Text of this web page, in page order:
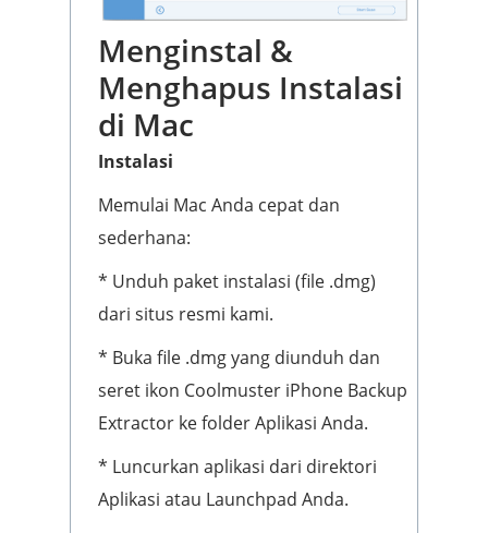
Menginstal &
Menghapus Instalasi
di Mac
Instalasi
Memulai Mac Anda cepat dan
sederhana:
* Unduh paket instalasi (file .dmg)
dari situs resmi kami.
* Buka file .dmg yang diunduh dan
seret ikon Coolmuster iPhone Backup
Extractor ke folder Aplikasi Anda.
* Luncurkan aplikasi dari direktori
Aplikasi atau Launchpad Anda.